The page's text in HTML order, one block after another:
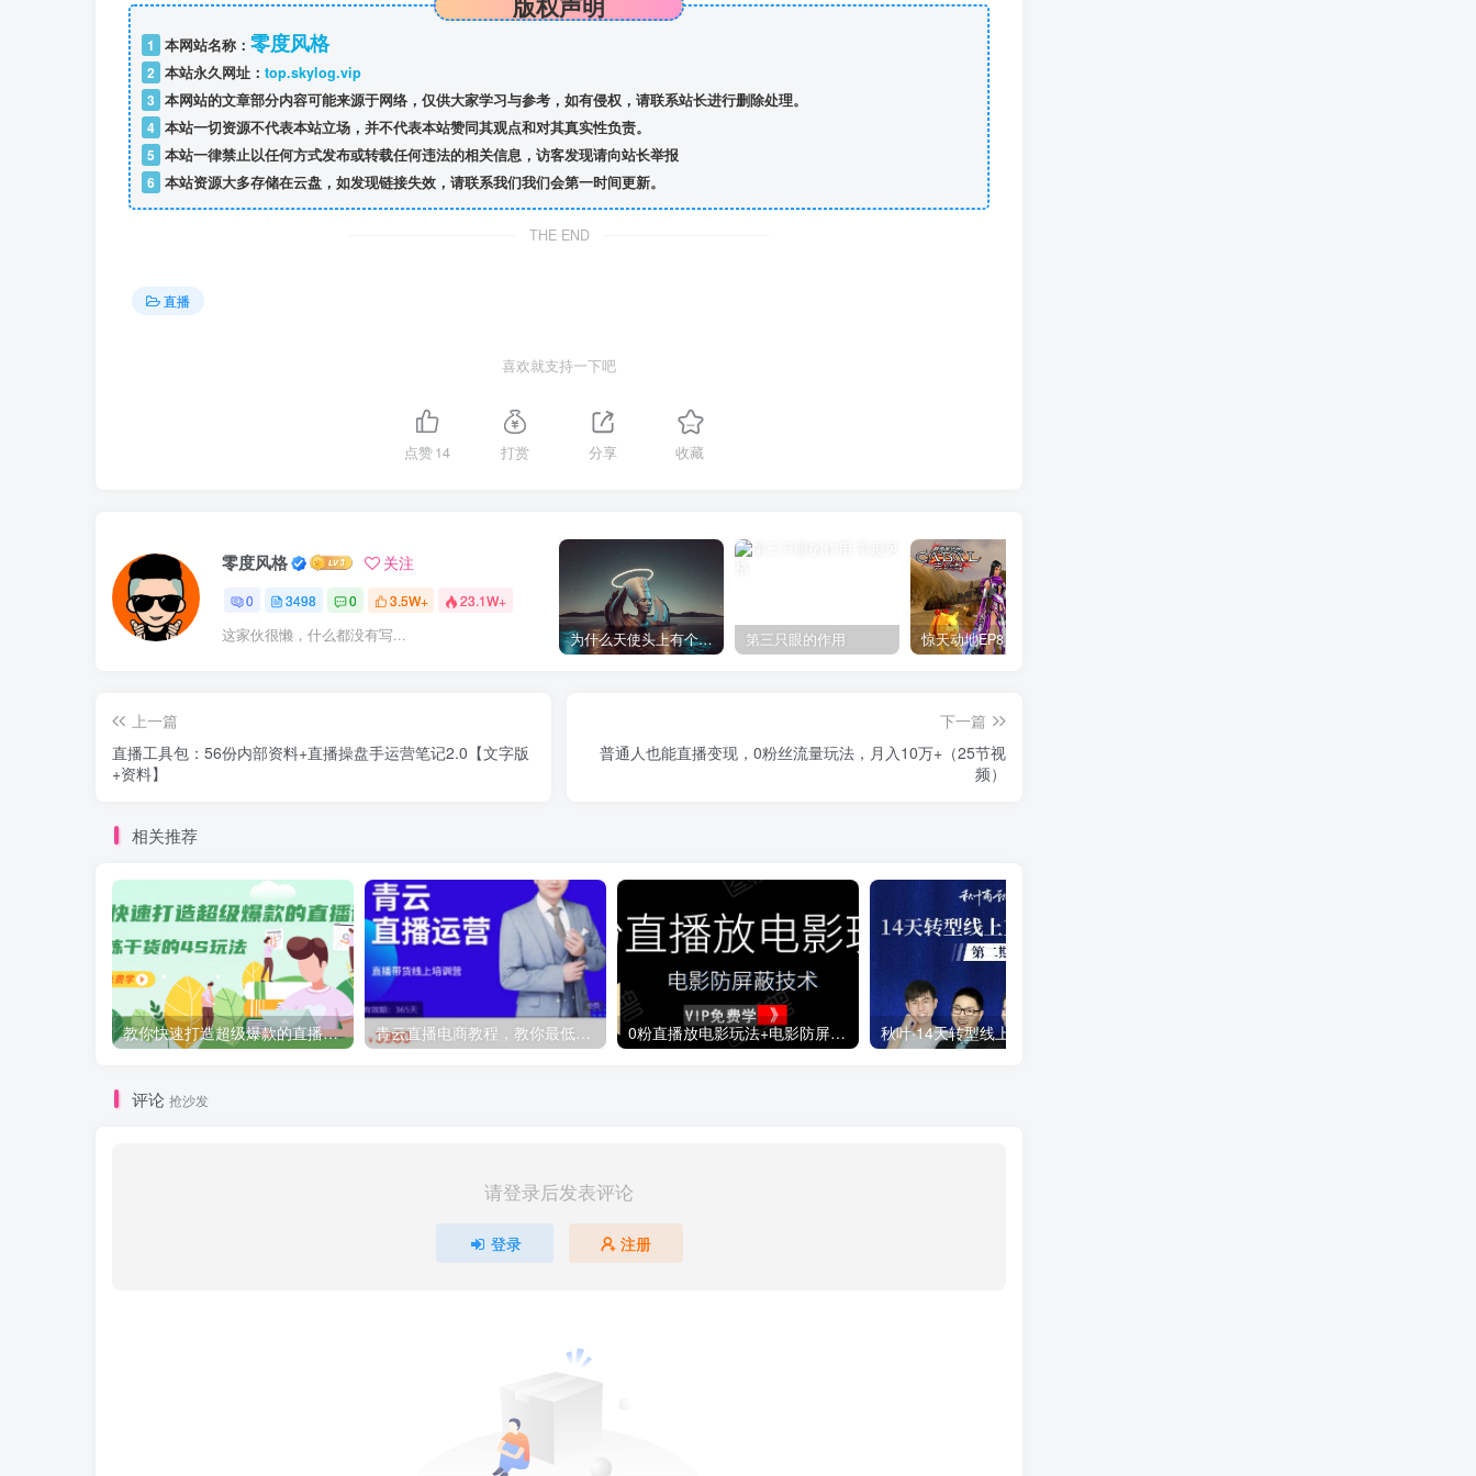
1 本网站名称： 零度风格
2 本站永久网址： top.skylog.vip
3 本网站的文章部分内容可能来源于网络，仅供大家学习与参考，如有侵权，请联系站长进行删除处理。
4 本站一切资源不代表本站立场，并不代表本站赞同其观点和对其真实性负责。
5 本站一律禁止以任何方式发布或转载任何违法的相关信息，访客发现请向站长举报
6 本站资源大多存储在云盘，如发现链接失效，请联系我们我们会第一时间更新。
THE END
直播
喜欢就支持一下吧
点赞14 打赏 分享 收藏
零度风格 关注
0 3498 0 3.5W+ 23.1W+
这家伙很懒，什么都没有写... 为什么天使头上有个圈？ 第三只眼的作用
上一篇
直播工具包：56份内部资料+直播操盘手运营笔记2.0【文字版
+资料】
下一篇
普通人也能直播变现，0粉丝流量玩法，月入10万+（25节视
频）
相关推荐
教你快速打造超级爆款的直播课程：精炼干货的4S玩法（视频干货） 青云直播电商教程，教你最低成本搭建高转化直播场景 0粉直播放电影玩法+电影防屏蔽技术（全套资料）外面出售588元（无水印）
评论 抢沙发
请登录后发表评论
登录 注册